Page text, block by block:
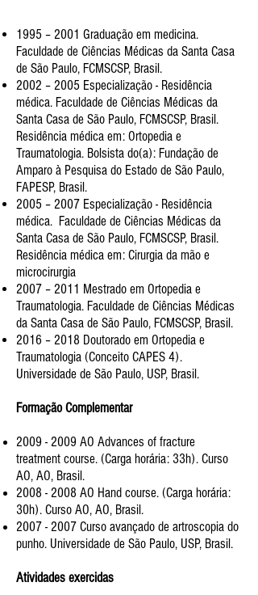
1995 – 2001 Graduação em medicina.
Faculdade de Ciências Médicas da Santa Casa
de São Paulo, FCMSCSP, Brasil.
2002 – 2005 Especialização - Residência
médica. Faculdade de Ciências Médicas da
Santa Casa de São Paulo, FCMSCSP, Brasil.
Residência médica em: Ortopedia e
Traumatologia. Bolsista do(a): Fundação de
Amparo à Pesquisa do Estado de São Paulo,
FAPESP, Brasil.
2005 – 2007 Especialização - Residência
médica. Faculdade de Ciências Médicas da
Santa Casa de São Paulo, FCMSCSP, Brasil.
Residência médica em: Cirurgia da mão e
microcirurgia
2007 – 2011 Mestrado em Ortopedia e
Traumatologia. Faculdade de Ciências Médicas
da Santa Casa de São Paulo, FCMSCSP, Brasil.
2016 – 2018 Doutorado em Ortopedia e
Traumatologia (Conceito CAPES 4).
Universidade de São Paulo, USP, Brasil.
Formação Complementar
2009 - 2009 AO Advances of fracture
treatment course. (Carga horária: 33h). Curso
AO, AO, Brasil.
2008 - 2008 AO Hand course. (Carga horária:
30h). Curso AO, AO, Brasil.
2007 - 2007 Curso avançado de artroscopia do
punho. Universidade de São Paulo, USP, Brasil.
Atividades exercidas